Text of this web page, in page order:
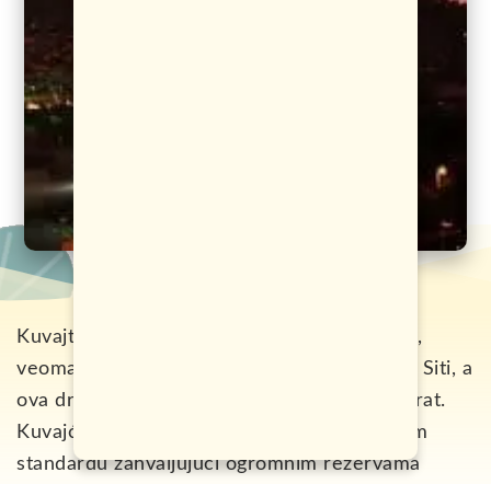
Kuvajt je arapska zemlja u Persijskom zalivu,
veoma bogata naftom. Glavni grad je Kuvajt Siti, a
ova država je po društvenom uredjenju emirat.
Kuvajćani uživaju u veoma visokom životnom
standardu zahvaljujući ogromnim rezervama